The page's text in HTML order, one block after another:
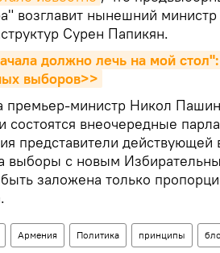
возглавит нынешний
Сурен Папикян.
должно лечь на мой
выборов>>
премьер-министр Никол
состоятся внеочередные
представители действующей
выборы с новым
заложена только
Армения Политика принципы